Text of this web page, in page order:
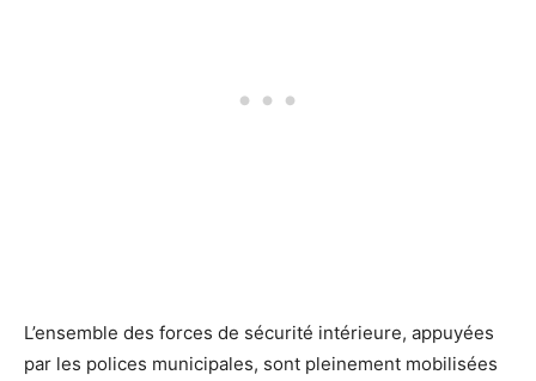
L’ensemble des forces de sécurité intérieure, appuyées
par les polices municipales, sont pleinement mobilisées